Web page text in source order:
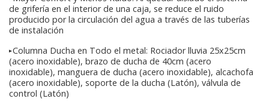
de grifería en el interior de una caja, se reduce el ruido
producido por la circulación del agua a través de las tuberías
de instalación
➤Columna Ducha en Todo el metal: Rociador lluvia 25x25cm
(acero inoxidable), brazo de ducha de 40cm (acero
inoxidable), manguera de ducha (acero inoxidable), alcachofa
(acero inoxidable), soporte de la ducha (Latón), válvula de
control (Latón)